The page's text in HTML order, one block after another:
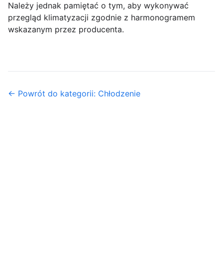
Należy jednak pamiętać o tym, aby wykonywać
przegląd klimatyzacji zgodnie z harmonogramem
wskazanym przez producenta.
← Powrót do kategorii: Chłodzenie